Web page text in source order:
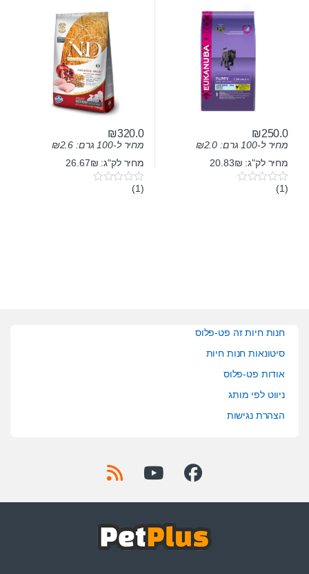
₪250.0
מחיר ל-100 גרם: ₪2.0
מחיר לק"ג: 20.83₪
0(1)
₪320.0
מחיר ל-100 גרם: ₪2.6
מחיר לק"ג: 26.67₪
0(1)
חנות חיות זה פט-פלוס
סיטונאות חנות חיות
אודות פט-פלוס
ניווט לפי מותג
הצהרת נגישות